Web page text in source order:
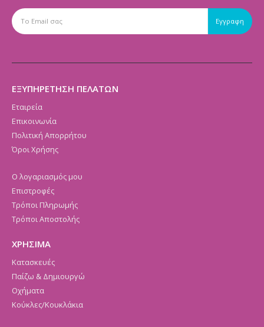
ΕΞΥΠΗΡΕΤΗΣΗ ΠΕΛΑΤΩΝ
Εταιρεία
Επικοινωνία
Πολιτική Απορρήτου
Όροι Χρήσης
Ο λογαριασμός μου
Επιστροφές
Τρόποι Πληρωμής
Τρόποι Αποστολής
ΧΡΗΣΙΜΑ
Κατασκευές
Παίζω & Δημιουργώ
Οχήματα
Κούκλες/Κουκλάκια